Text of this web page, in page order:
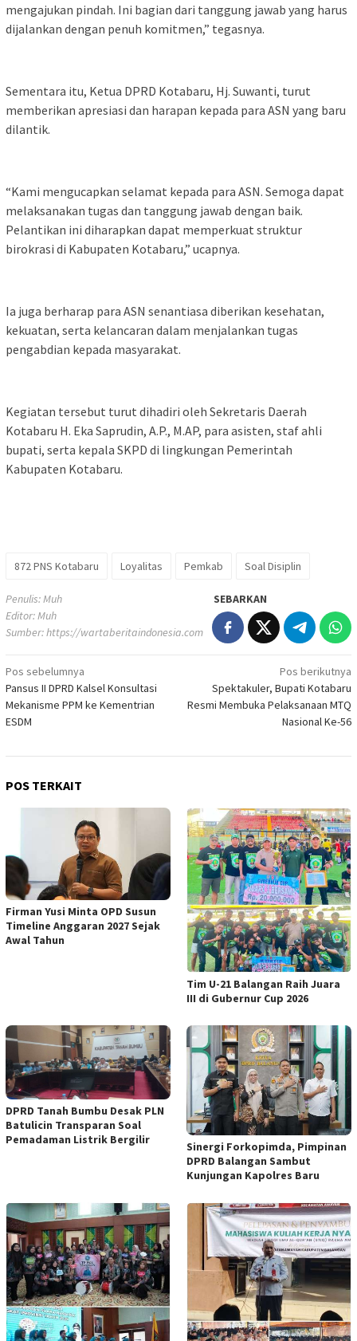
mengajukan pindah. Ini bagian dari tanggung jawab yang harus
dijalankan dengan penuh komitmen,” tegasnya.
Sementara itu, Ketua DPRD Kotabaru, Hj. Suwanti, turut
memberikan apresiasi dan harapan kepada para ASN yang baru
dilantik.
“Kami mengucapkan selamat kepada para ASN. Semoga dapat
melaksanakan tugas dan tanggung jawab dengan baik.
Pelantikan ini diharapkan dapat memperkuat struktur
birokrasi di Kabupaten Kotabaru,” ucapnya.
Ia juga berharap para ASN senantiasa diberikan kesehatan,
kekuatan, serta kelancaran dalam menjalankan tugas
pengabdian kepada masyarakat.
Kegiatan tersebut turut dihadiri oleh Sekretaris Daerah
Kotabaru H. Eka Saprudin, A.P., M.AP, para asisten, staf ahli
bupati, serta kepala SKPD di lingkungan Pemerintah
Kabupaten Kotabaru.
872 PNS Kotabaru Loyalitas Pemkab Soal Disiplin
Penulis: Muh
Editor: Muh
Sumber:https://wartaberitaindonesia.com
SEBARKAN
Navigasi
pos
Pos sebelumnya
Pansus II DPRD Kalsel Konsultasi
Mekanisme PPM ke Kementrian
ESDM
Pos berikutnya
Spektakuler, Bupati Kotabaru
Resmi Membuka Pelaksanaan MTQ
Nasional Ke-56
POS TERKAIT
Firman Yusi Minta OPD Susun
Timeline Anggaran 2027 Sejak
Awal Tahun
Tim U-21 Balangan Raih Juara
III di Gubernur Cup 2026
DPRD Tanah Bumbu Desak PLN
Batulicin Transparan Soal
Pemadaman Listrik Bergilir
Sinergi Forkopimda, Pimpinan
DPRD Balangan Sambut
Kunjungan Kapolres Baru